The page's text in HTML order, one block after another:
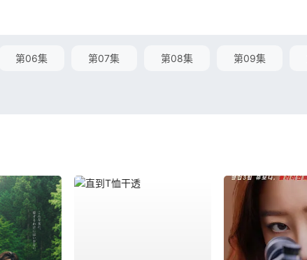
第06集 第07集 第08集 第09集